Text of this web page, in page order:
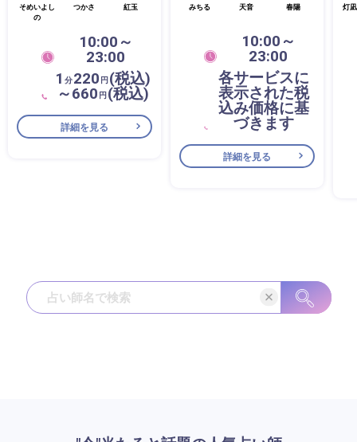
そめいよし
の
つかさ 紅玉
10:00～
23:00
1 分220 円(税込)
～660 円(税込)
詳細を見る
みちる 天音 春陽
10:00～
23:00
各サービスに
表示された税
込み価格に基
づきます
詳細を見る
灯